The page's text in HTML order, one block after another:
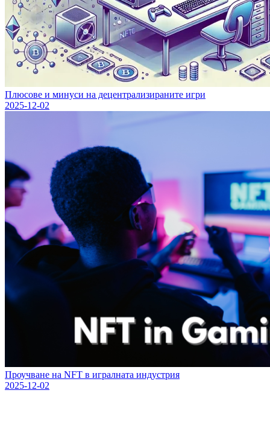
Плюсове и минуси на децентрализираните игри
2025-12-02
Проучване на NFT в игралната индустрия
2025-12-02